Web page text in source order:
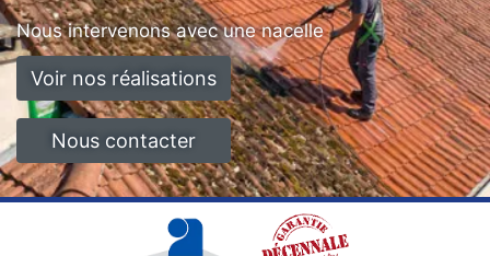
Nous intervenons avec une nacelle
Voir nos réalisations
Nous contacter